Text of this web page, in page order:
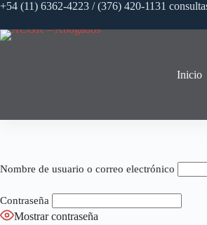
Saltar
contenido
+54 (11) 6362-4223 / (376) 420-1131
Inicio
Nombre de usuario o correo electrónico
Contraseña
Mostrar contraseña